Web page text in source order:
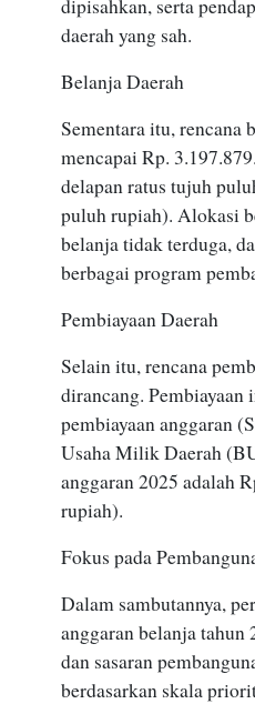
dipisahkan, serta
daerah yang sah.
Belanja Daerah
Sementara itu, rencana
mencapai Rp.
delapan ratus tujuh
puluh rupiah). Alokasi
belanja tidak terduga,
berbagai program
Pembiayaan Daerah
Selain itu, rencana
dirancang. Pembiayaan
pembiayaan anggaran
Usaha Milik Daerah
anggaran 2025 adalah
rupiah).
Fokus pada
Dalam sambutannya,
anggaran belanja
dan sasaran
berdasarkan skala